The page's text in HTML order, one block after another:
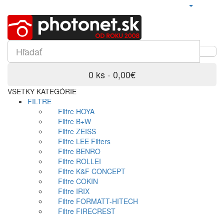
0 ks - 0,00€
VŠETKY KATEGÓRIE
FILTRE
Filtre HOYA
Filtre B+W
Filtre ZEISS
Filtre LEE Filters
Filtre BENRO
Filtre ROLLEI
Filtre K&F CONCEPT
Filtre COKIN
Filtre IRIX
Filtre FORMATT-HITECH
Filtre FIRECREST